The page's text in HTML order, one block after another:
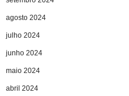
agosto 2024
julho 2024
junho 2024
maio 2024
abril 2024